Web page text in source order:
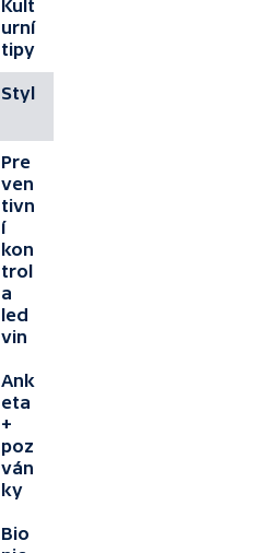
Kult
urní
tipy
Styl
Pre
ven
tivn
í
kon
trol
a
led
vin
Ank
eta
+
poz
ván
ky
Bio